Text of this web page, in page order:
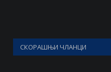
СКОРАШЊИ ЧЛАНЦИ